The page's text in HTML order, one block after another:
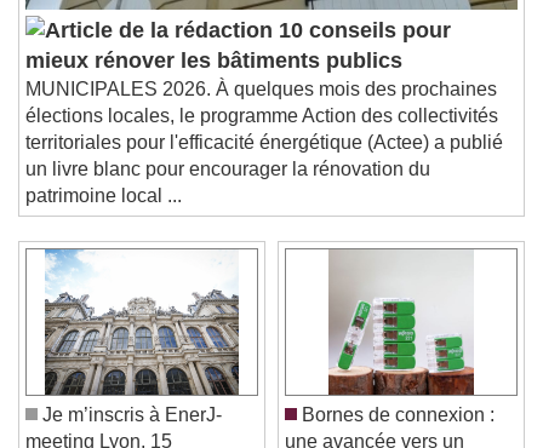
10 conseils pour
mieux rénover les bâtiments publics
MUNICIPALES 2026. À quelques mois des prochaines
élections locales, le programme Action des collectivités
territoriales pour l'efficacité énergétique (Actee) a publié
un livre blanc pour encourager la rénovation du
patrimoine local ...
Je m’inscris à EnerJ-
Bornes de connexion :